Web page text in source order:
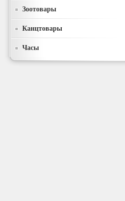
Зоотовары
Канцтовары
Часы